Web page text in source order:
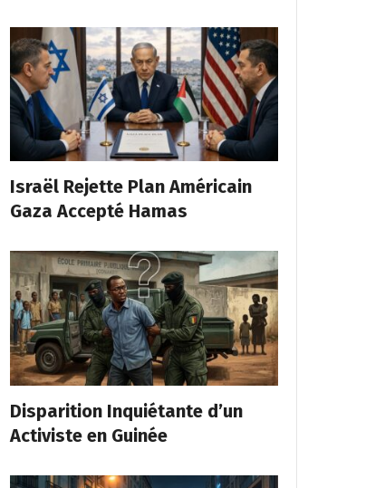
Israël Rejette Plan Américain
Gaza Accepté Hamas
Disparition Inquiétante d’un
Activiste en Guinée